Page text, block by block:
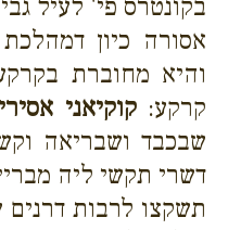
בקונטרס פי' לעיל
אסורה כיון
והיא מחוברת
קרקע:קוקיאני
שבכבד ושבריאה
דשרי תקשי ליה
תשקצו לרבות